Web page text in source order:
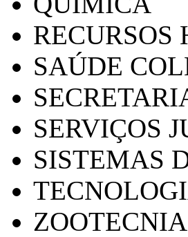
RECURSOS
SAÚDE
SERVIÇOS
SISTEMAS
ZOOTECNIA